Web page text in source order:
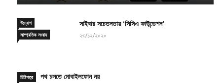
উদ্যোগ
সাম্প্রতিক সংবাদ
সাইবার সচেতনতায় ‘সিসিএ ফাউন্ডেশন’
২৩/১২/২০২০
চিঠিপত্র পথ চলতে মোবাইলফোন নয়